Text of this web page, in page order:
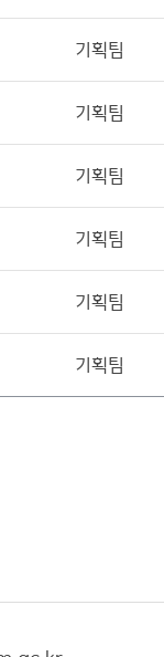
기획팀
기획팀
기획팀
기획팀
기획팀
기획팀